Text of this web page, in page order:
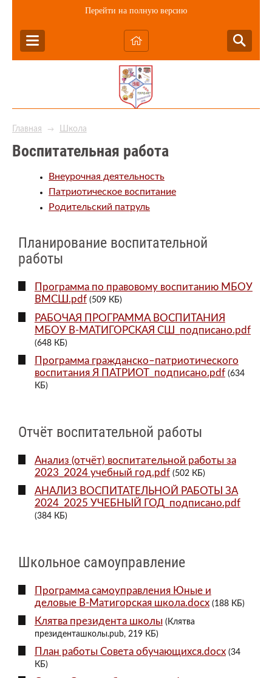
Перейти на полную версию
Главная → Школа
Воспитательная работа
Внеурочная деятельность
Патриотическое воспитание
Родительский патруль
Планирование воспитательной
работы
Программа по правовому воспитанию МБОУ
ВМСШ.pdf (509 КБ)
РАБОЧАЯ ПРОГРАММА ВОСПИТАНИЯ
МБОУ В-МАТИГОРСКАЯ СШ_подписано.pdf
(648 КБ)
Программа гражданско–патриотического
воспитания Я ПАТРИОТ_подписано.pdf (634
КБ)
Отчёт воспитательной работы
Анализ (отчёт) воспитательной работы за
2023_2024 учебный год.pdf (502 КБ)
АНАЛИЗ ВОСПИТАТЕЛЬНОЙ РАБОТЫ ЗА
2024_2025 УЧЕБНЫЙ ГОД_подписано.pdf
(384 КБ)
Школьное самоуправление
Программа самоуправления Юные и
деловые В-Матигорская школа.docx (188 КБ)
Клятва президента школы (Клятва
президенташколы.pub, 219 КБ)
План работы Совета обучающихся.docx (34
КБ)